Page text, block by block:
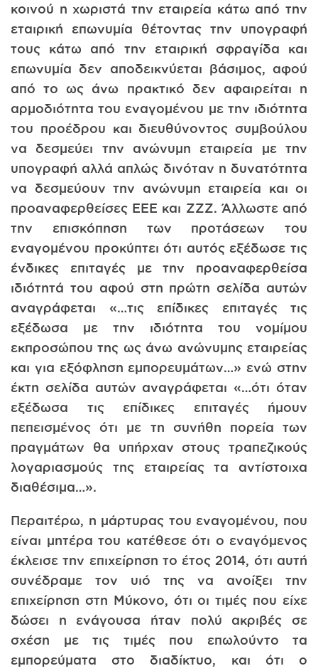
κοινού η χωριστά την εταιρεία κάτω από την
εταιρική επωνυμία θέτοντας την υπογραφή
τους κάτω από την εταιρική σφραγίδα και
επωνυμία δεν αποδεικνύεται βάσιμος, αφού
από το ως άνω πρακτικό δεν αφαιρείται η
αρμοδιότητα του εναγομένου με την ιδιότητα
του προέδρου και διευθύνοντος συμβούλου
να δεσμεύει την ανώνυμη εταιρεία με την
υπογραφή αλλά απλώς δινόταν η δυνατότητα
να δεσμεύουν την ανώνυμη εταιρεία και οι
προαναφερθείσες ΕΕΕ και ΖΖΖ. Άλλωστε από
την επισκόπηση των προτάσεων του
εναγομένου προκύπτει ότι αυτός εξέδωσε τις
ένδικες επιταγές με την προαναφερθείσα
ιδιότητά του αφού στη πρώτη σελίδα αυτών
αναγράφεται «…τις επίδικες επιταγές τις
εξέδωσα με την ιδιότητα του νομίμου
εκπροσώπου της ως άνω ανώνυμης εταιρείας
και για εξόφληση εμπορευμάτων…» ενώ στην
έκτη σελίδα αυτών αναγράφεται «…ότι όταν
εξέδωσα τις επίδικες επιταγές ήμουν
πεπεισμένος ότι με τη συνήθη πορεία των
πραγμάτων θα υπήρχαν στους τραπεζικούς
λογαριασμούς της εταιρείας τα αντίστοιχα
διαθέσιμα…».
Περαιτέρω, η μάρτυρας του εναγομένου, που
είναι μητέρα του κατέθεσε ότι ο εναγόμενος
έκλεισε την επιχείρηση το έτος 2014, ότι αυτή
συνέδραμε τον υιό της να ανοίξει την
επιχείρηση στη Μύκονο, ότι οι τιμές που είχε
δώσει η ενάγουσα ήταν πολύ ακριβές σε
σχέση με τις τιμές που επωλούντο τα
εμπορεύματα στο διαδίκτυο, και ότι ο